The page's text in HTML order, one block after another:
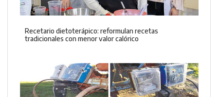
Recetario dietoterápico: reformulan recetas
tradicionales con menor valor calórico